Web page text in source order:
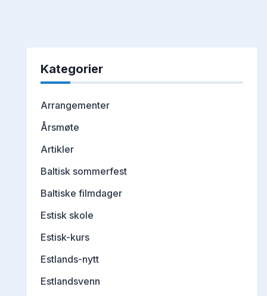
Kategorier
Arrangementer
Årsmøte
Artikler
Baltisk sommerfest
Baltiske filmdager
Estisk skole
Estisk-kurs
Estlands-nytt
Estlandsvenn